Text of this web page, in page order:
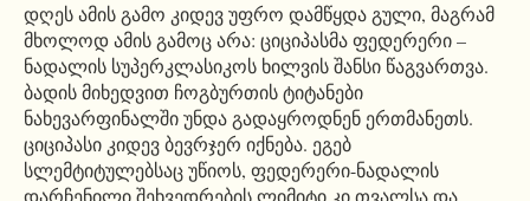
დღეს ამის გამო კიდევ უფრო დამწყდა გული, მაგრამ
მხოლოდ ამის გამოც არა: ციციპასმა ფედერერი –
ნადალის სუპერკლასიკოს ხილვის შანსი წაგვართვა.
ბადის მიხედვით ჩოგბურთის ტიტანები
ნახევარფინალში უნდა გადაყროდნენ ერთმანეთს.
ციციპასი კიდევ ბევრჯერ იქნება. ეგებ
სლემტიტულებსაც უწიოს, ფედერერი-ნადალის
დარჩენილი შეხვედრების ლიმიტი კი თვალსა და